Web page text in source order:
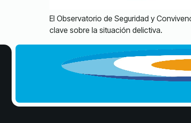
El Observatorio de Seguridad y
clave sobre la situación delictiva.